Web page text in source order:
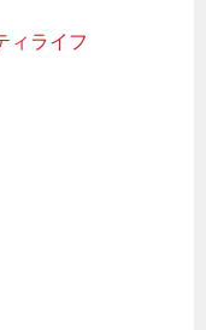
ィライフ